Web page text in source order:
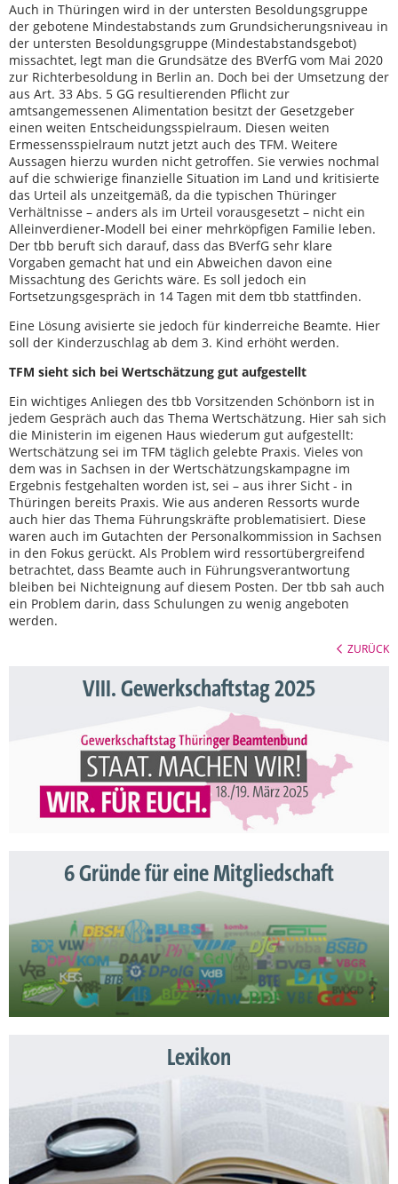
Auch in Thüringen wird in der untersten Besoldungsgruppe
der gebotene Mindestabstands zum Grundsicherungsniveau in
der untersten Besoldungsgruppe (Mindestabstandsgebot)
missachtet, legt man die Grundsätze des BVerfG vom Mai 2020
zur Richterbesoldung in Berlin an. Doch bei der Umsetzung der
aus Art. 33 Abs. 5 GG resultierenden Pflicht zur
amtsangemessenen Alimentation besitzt der Gesetzgeber
einen weiten Entscheidungsspielraum. Diesen weiten
Ermessensspielraum nutzt jetzt auch des TFM. Weitere
Aussagen hierzu wurden nicht getroffen. Sie verwies nochmal
auf die schwierige finanzielle Situation im Land und kritisierte
das Urteil als unzeitgemäß, da die typischen Thüringer
Verhältnisse – anders als im Urteil vorausgesetzt – nicht ein
Alleinverdiener-Modell bei einer mehrköpfigen Familie leben.
Der tbb beruft sich darauf, dass das BVerfG sehr klare
Vorgaben gemacht hat und ein Abweichen davon eine
Missachtung des Gerichts wäre. Es soll jedoch ein
Fortsetzungsgespräch in 14 Tagen mit dem tbb stattfinden.
Eine Lösung avisierte sie jedoch für kinderreiche Beamte. Hier
soll der Kinderzuschlag ab dem 3. Kind erhöht werden.
TFM sieht sich bei Wertschätzung gut aufgestellt
Ein wichtiges Anliegen des tbb Vorsitzenden Schönborn ist in
jedem Gespräch auch das Thema Wertschätzung. Hier sah sich
die Ministerin im eigenen Haus wiederum gut aufgestellt:
Wertschätzung sei im TFM täglich gelebte Praxis. Vieles von
dem was in Sachsen in der Wertschätzungskampagne im
Ergebnis festgehalten worden ist, sei – aus ihrer Sicht - in
Thüringen bereits Praxis. Wie aus anderen Ressorts wurde
auch hier das Thema Führungskräfte problematisiert. Diese
waren auch im Gutachten der Personalkommission in Sachsen
in den Fokus gerückt. Als Problem wird ressortübergreifend
betrachtet, dass Beamte auch in Führungsverantwortung
bleiben bei Nichteignung auf diesem Posten. Der tbb sah auch
ein Problem darin, dass Schulungen zu wenig angeboten
werden.
ZURÜCK
VIII. Gewerkschaftstag 2025
6 Gründe für eine Mitgliedschaft
Lexikon